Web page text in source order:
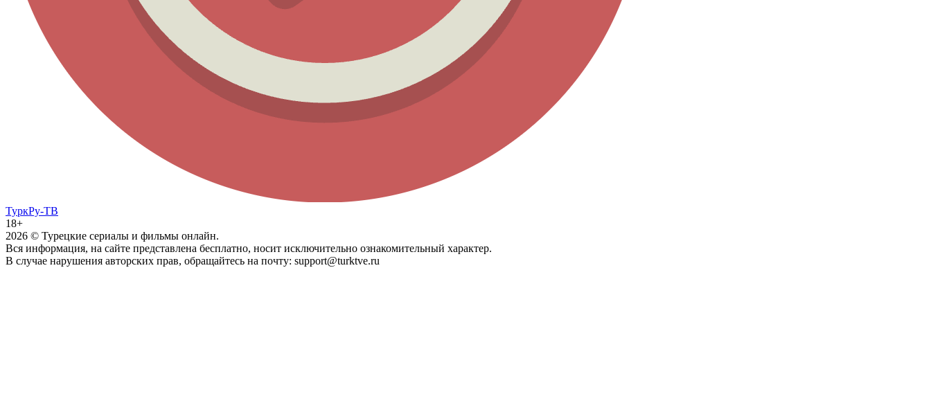
ТуркРу-ТВ
18+
2026 © Турецкие сериалы и фильмы онлайн.
Вся информация, на сайте представлена бесплатно, носит исключительно ознакомительный характер.
В случае нарушения авторских прав, обращайтесь на почту: support@turktve.ru